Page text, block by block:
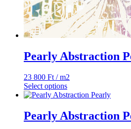
Pearly Abstraction
23 800 Ft / m2
Select options
Pearly Abstraction